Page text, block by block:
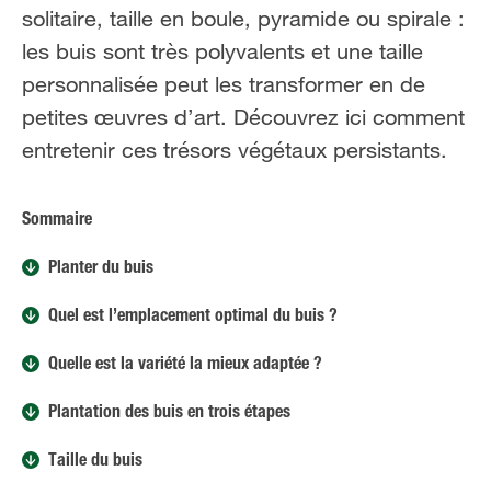
solitaire, taille en boule, pyramide ou spirale :
les buis sont très polyvalents et une taille
personnalisée peut les transformer en de
petites œuvres d’art. Découvrez ici comment
entretenir ces trésors végétaux persistants.
Sommaire
Planter du buis
Quel est l’emplacement optimal du buis ?
Quelle est la variété la mieux adaptée ?
Plantation des buis en trois étapes
Taille du buis